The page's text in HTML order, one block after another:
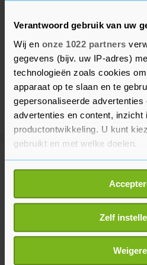
Verantwoord gebruik van uw
Wij en onze 1022 partners
gegevens (bijv. uw IP-adres)
technologieën zoals cookies
apparaat op te slaan en te
gepersonaliseerde
advertenties en content, inzicht
productontwikkeling. U kunt
gebruikt en met welke doelen.
Als u het toestaat, willen we
Informatie verzamelen
locatie, die tot een paar
Uw apparaat
scannen op specifieke
Lees meer over hoe uw
verwerkt en stel uw voorkeuren
Zelf
Meer uit Voetbal
Paris Saint-Germain
Fransman Digne over van
Villa